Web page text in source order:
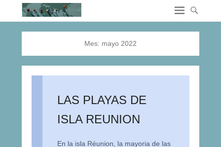
Mes: mayo 2022
LAS PLAYAS DE
ISLA REUNION
En la isla Réunion, la mayoria de las